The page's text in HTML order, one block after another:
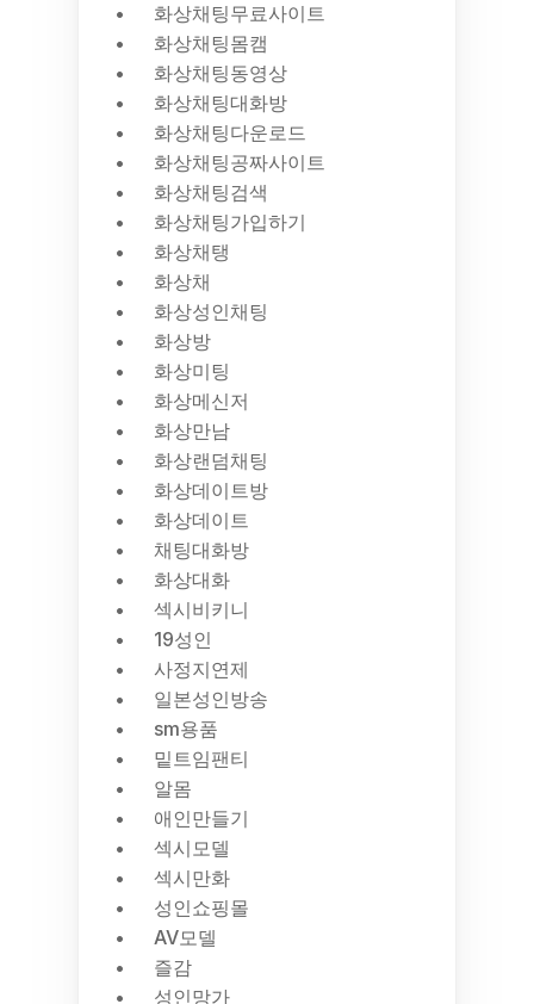
화상채팅무료사이트
화상채팅몸캠
화상채팅동영상
화상채팅대화방
화상채팅다운로드
화상채팅공짜사이트
화상채팅검색
화상채팅가입하기
화상채탱
화상채
화상성인채팅
화상방
화상미팅
화상메신저
화상만남
화상랜덤채팅
화상데이트방
화상데이트
채팅대화방
화상대화
섹시비키니
19성인
사정지연제
일본성인방송
sm용품
밑트임팬티
알몸
애인만들기
섹시모델
섹시만화
성인쇼핑몰
AV모델
즐감
성인망가